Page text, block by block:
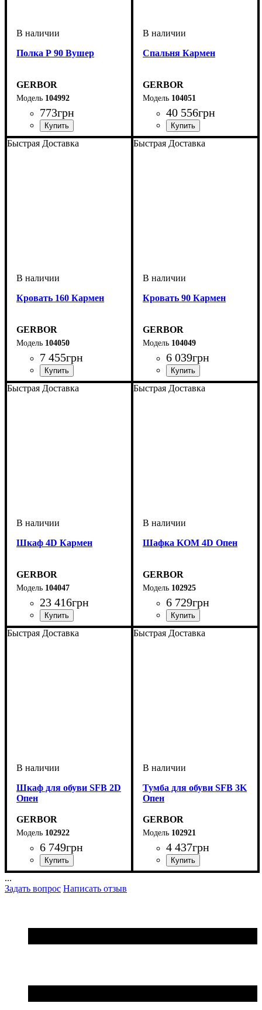
Полка Р 90 Вушер
GERBOR
104992
773грн
Спальня Кармен
GERBOR
104051
40 556грн
Быстрая Доставка
Кровать 160 Кармен
GERBOR
104050
7 455грн
Быстрая Доставка
Кровать 90 Кармен
GERBOR
104049
6 039грн
Быстрая Доставка
Шкаф 4D Кармен
GERBOR
104047
23 416грн
Быстрая Доставка
Шафка KOM 4D Опен
GERBOR
102925
6 729грн
Быстрая Доставка
Шкаф для обуви SFB 2D
Опен
GERBOR
102922
6 749грн
Быстрая Доставка
Тумба для обуви SFB 3K
Опен
GERBOR
102921
4 437грн
...
Задать вопрос Написать отзыв